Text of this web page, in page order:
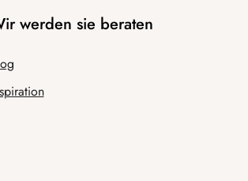
werden sie beraten